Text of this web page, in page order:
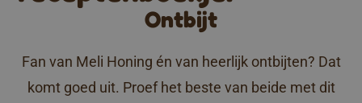
Ontbijt
Fan van Meli Honing én van heerlijk ontbijten? Dat
komt goed uit. Proef het beste van beide met dit